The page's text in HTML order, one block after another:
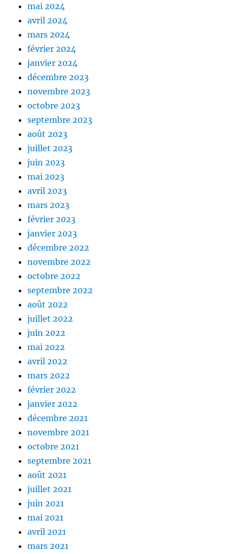
mai 2024
avril 2024
mars 2024
février 2024
janvier 2024
décembre 2023
novembre 2023
octobre 2023
septembre 2023
août 2023
juillet 2023
juin 2023
mai 2023
avril 2023
mars 2023
février 2023
janvier 2023
décembre 2022
novembre 2022
octobre 2022
septembre 2022
août 2022
juillet 2022
juin 2022
mai 2022
avril 2022
mars 2022
février 2022
janvier 2022
décembre 2021
novembre 2021
octobre 2021
septembre 2021
août 2021
juillet 2021
juin 2021
mai 2021
avril 2021
mars 2021